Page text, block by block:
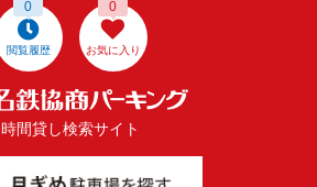
閲覧履歴
0
お気に入り
0
時間貸し検索サイト